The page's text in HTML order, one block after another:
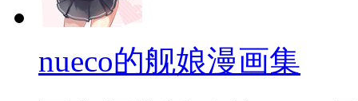
nueco的舰娘漫画集